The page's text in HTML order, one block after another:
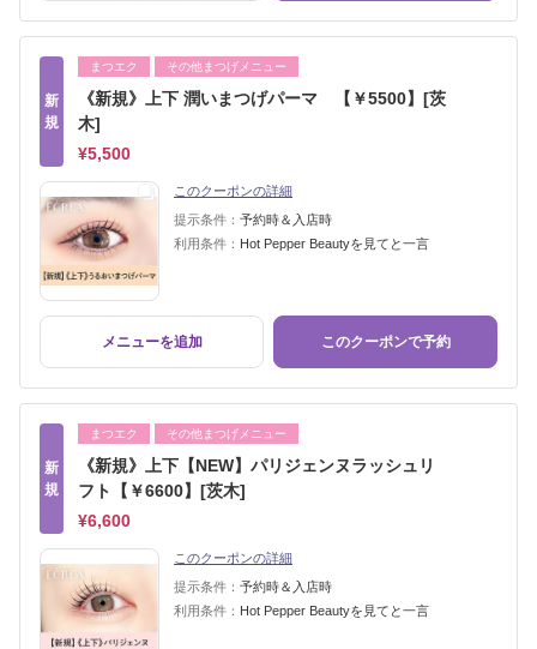
新
規
まつエク その他まつげメニュー
《新規》上下 潤いまつげパーマ 【￥5500】[茨
木]
¥5,500
このクーポンの詳細
提示条件： 予約時＆入店時
利用条件： Hot Pepper Beautyを見てと一言
メニューを追加 このクーポンで予約
新
規
まつエク その他まつげメニュー
《新規》上下【NEW】パリジェンヌラッシュリ
フト【￥6600】[茨木]
¥6,600
このクーポンの詳細
提示条件： 予約時＆入店時
利用条件： Hot Pepper Beautyを見てと一言